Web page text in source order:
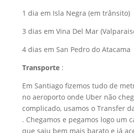
1 dia em Isla Negra (em trânsito)
3 dias em Vina Del Mar
4 dias em San Pedro do Atacama
Transporte:
Em Santiago fizemos tudo de
no aeroporto onde Uber não
complicado, usamos o Transfer
. Chegamos e pegamos logo um
que saiu bem mais barato e já